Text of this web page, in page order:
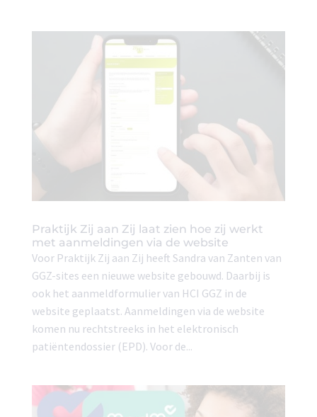
Praktijk Zij aan Zij laat zien hoe zij werkt
met aanmeldingen via de website
Voor Praktijk Zij aan Zij heeft Sandra van Zanten van
GGZ-sites een nieuwe website gebouwd. Daarbij is
ook het aanmeldformulier van HCI GGZ in de
website geplaatst. Aanmeldingen via de website
komen nu rechtstreeks in het elektronisch
patiëntendossier (EPD). Voor de...